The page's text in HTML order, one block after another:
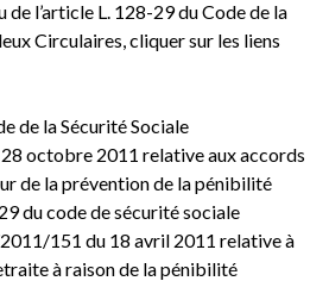
de l’article L. 128-29 du Code de la
Circulaires, cliquer sur les liens
de la Sécurité Sociale
octobre 2011 relative aux accords
de la prévention de la pénibilité
du code de sécurité sociale
151 du 18 avril 2011 relative à
à raison de la pénibilité